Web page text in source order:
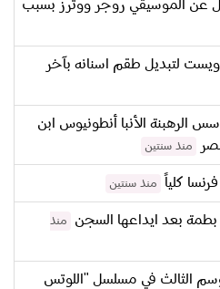
عن الموسيقي روجر ووترز بسبب
لتبديل طقم اسنانه بآخر
الأنبا أنطونيوس ابن
منذ سنتين
كلياً منذ سنتين
بعد ايداعها السجن
منذ
الثالث في مسلسل "اللوتس